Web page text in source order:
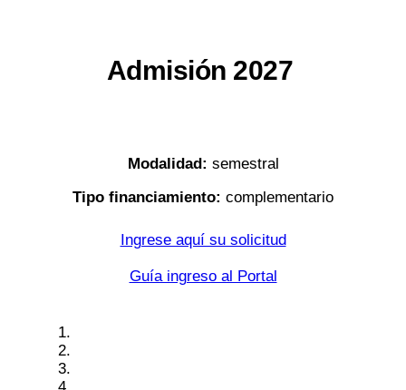
Admisión 2027
Modalidad: semestral
Tipo financiamiento: complementario
Ingrese aquí su solicitud
Guía ingreso al Portal